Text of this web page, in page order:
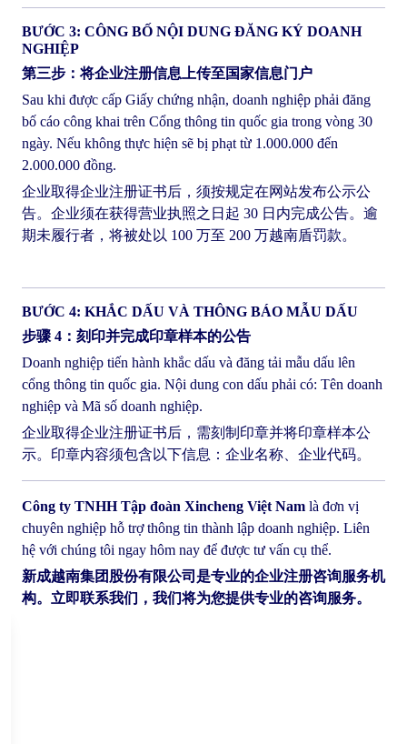
BƯỚC 3: CÔNG BỐ NỘI DUNG ĐĂNG KÝ DOANH
NGHIỆP
第三步：将企业注册信息上传至国家信息门户
Sau khi được cấp Giấy chứng nhận, doanh nghiệp phải đăng
bố cáo công khai trên Cổng thông tin quốc gia trong vòng 30
ngày. Nếu không thực hiện sẽ bị phạt từ 1.000.000 đến
2.000.000 đồng.
企业取得企业注册证书后，须按规定在网站发布公示公
告。企业须在获得营业执照之日起 30 日内完成公告。逾
期未履行者，将被处以 100 万至 200 万越南盾罚款。
BƯỚC 4: KHẮC DẤU VÀ THÔNG BÁO MẪU DẤU
步骤 4：刻印并完成印章样本的公告
Doanh nghiệp tiến hành khắc dấu và đăng tải mẫu dấu lên
cổng thông tin quốc gia. Nội dung con dấu phải có: Tên doanh
nghiệp và Mã số doanh nghiệp.
企业取得企业注册证书后，需刻制印章并将印章样本公
示。印章内容须包含以下信息：企业名称、企业代码。
Công ty TNHH Tập đoàn Xincheng Việt Nam là đơn vị
chuyên nghiệp hỗ trợ thông tin thành lập doanh nghiệp. Liên
hệ với chúng tôi ngay hôm nay để được tư vấn cụ thể.
新成越南集团股份有限公司是专业的企业注册咨询服务机
构。立即联系我们，我们将为您提供专业的咨询服务。